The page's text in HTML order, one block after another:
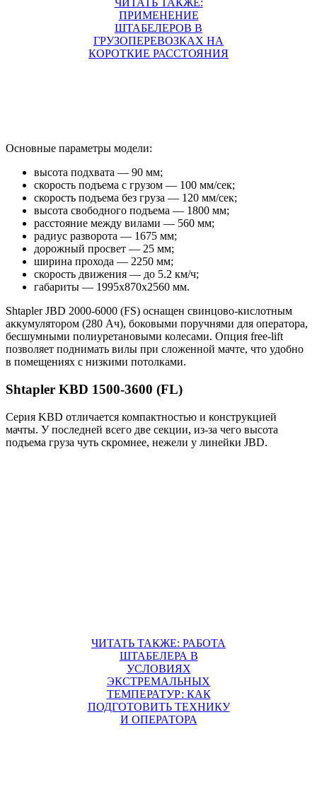
ЧИТАТЬ ТАКЖЕ:
ПРИМЕНЕНИЕ
ШТАБЕЛЕРОВ В
ГРУЗОПЕРЕВОЗКАХ НА
КОРОТКИЕ РАССТОЯНИЯ
Основные параметры модели:
высота подхвата — 90 мм;
скорость подъема с грузом — 100 мм/сек;
скорость подъема без груза — 120 мм/сек;
высота свободного подъема — 1800 мм;
расстояние между вилами — 560 мм;
радиус разворота — 1675 мм;
дорожный просвет — 25 мм;
ширина прохода — 2250 мм;
скорость движения — до 5.2 км/ч;
габариты — 1995х870х2560 мм.
Shtapler JBD 2000-6000 (FS) оснащен свинцово-кислотным
аккумулятором (280 Ач), боковыми поручнями для оператора,
бесшумными полиуретановыми колесами. Опция free-lift
позволяет поднимать вилы при сложенной мачте, что удобно
в помещениях с низкими потолками.
Shtapler KBD 1500-3600 (FL)
Серия KBD отличается компактностью и конструкцией
мачты. У последней всего две секции, из-за чего высота
подъема груза чуть скромнее, нежели у линейки JBD.
ЧИТАТЬ ТАКЖЕ: РАБОТА
ШТАБЕЛЕРА В
УСЛОВИЯХ
ЭКСТРЕМАЛЬНЫХ
ТЕМПЕРАТУР: КАК
ПОДГОТОВИТЬ ТЕХНИКУ
И ОПЕРАТОРА